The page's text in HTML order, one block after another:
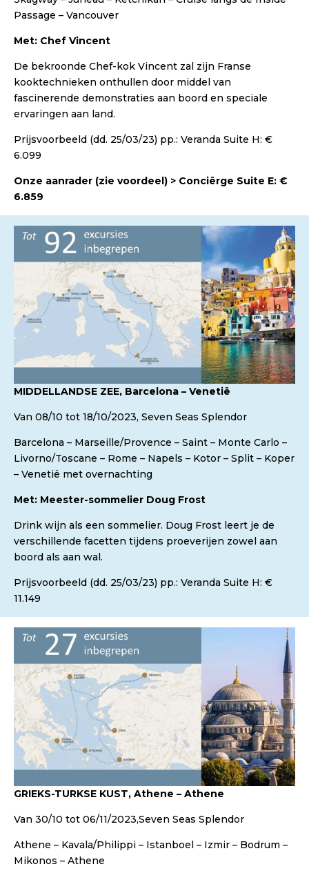
Passage – Vancouver
Met: Chef Vincent
De bekroonde Chef-kok Vincent zal zijn Franse
kooktechnieken onthullen door middel van
fascinerende demonstraties aan boord en speciale
ervaringen aan land.
Prijsvoorbeeld (dd. 25/03/23) pp.: Veranda Suite H: €
6.099
Onze aanrader (zie voordeel) > Conciërge Suite E: €
6.859
MIDDELLANDSE ZEE, Barcelona – Venetië
Van 08/10 tot 18/10/2023, Seven Seas Splendor
Barcelona – Marseille/Provence – Saint – Monte Carlo –
Livorno/Toscane – Rome – Napels – Kotor – Split – Koper
– Venetië met overnachting
Met: Meester-sommelier Doug Frost
Drink wijn als een sommelier. Doug Frost leert je de
verschillende facetten tijdens proeverijen zowel aan
boord als aan wal.
Prijsvoorbeeld (dd. 25/03/23) pp.: Veranda Suite H: €
11.149
GRIEKS-TURKSE KUST, Athene – Athene
Van 30/10 tot 06/11/2023,Seven Seas Splendor
Athene – Kavala/Philippi – Istanboel – Izmir – Bodrum –
Mikonos – Athene